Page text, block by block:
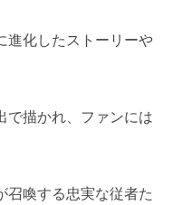
進化したストーリーや
で描かれ、ファンには
召喚する忠実な従者た